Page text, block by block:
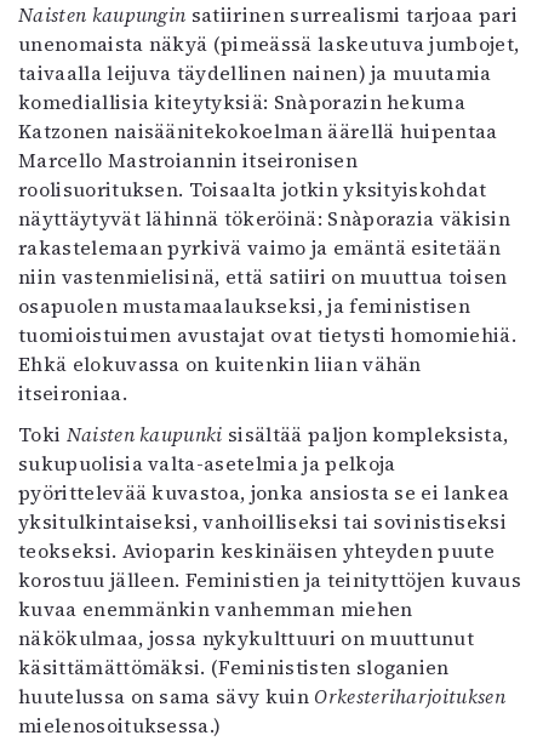
Naisten kaupungin satiirinen surrealismi tarjoaa pari
unenomaista näkyä (pimeässä laskeutuva jumbojet,
taivaalla leijuva täydellinen nainen) ja muutamia
komediallisia kiteytyksiä: Snàporazin hekuma
Katzonen naisäänitekokoelman äärellä huipentaa
Marcello Mastroiannin itseironisen
roolisuorituksen. Toisaalta jotkin yksityiskohdat
näyttäytyvät lähinnä tökeröinä: Snàporazia väkisin
rakastelemaan pyrkivä vaimo ja emäntä esitetään
niin vastenmielisinä, että satiiri on muuttua toisen
osapuolen mustamaalaukseksi, ja feministisen
tuomioistuimen avustajat ovat tietysti homomiehiä.
Ehkä elokuvassa on kuitenkin liian vähän
itseironiaa.
Toki Naisten kaupunki sisältää paljon kompleksista,
sukupuolisia valta-asetelmia ja pelkoja
pyörittelevää kuvastoa, jonka ansiosta se ei lankea
yksitulkintaiseksi, vanhoilliseksi tai sovinistiseksi
teokseksi. Avioparin keskinäisen yhteyden puute
korostuu jälleen. Feministien ja teinityttöjen kuvaus
kuvaa enemmänkin vanhemman miehen
näkökulmaa, jossa nykykulttuuri on muuttunut
käsittämättömäksi. (Feminististen sloganien
huutelussa on sama sävy kuin Orkesteriharjoituksen
mielenosoituksessa.)